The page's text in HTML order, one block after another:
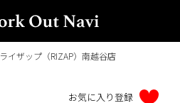
ライザップ（RIZAP）南越谷店